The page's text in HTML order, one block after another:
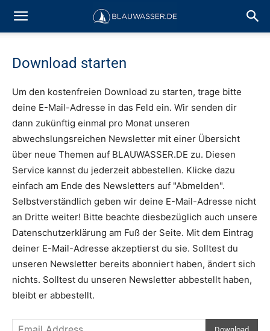
Download starten
Um den kostenfreien Download zu starten, trage bitte
deine E-Mail-Adresse in das Feld ein. Wir senden dir
dann zukünftig einmal pro Monat unseren
abwechslungsreichen Newsletter mit einer Übersicht
über neue Themen auf BLAUWASSER.DE zu. Diesen
Service kannst du jederzeit abbestellen. Klicke dazu
einfach am Ende des Newsletters auf "Abmelden".
Selbstverständlich geben wir deine E-Mail-Adresse nicht
an Dritte weiter! Bitte beachte diesbezüglich auch unsere
Datenschutzerklärung am Fuß der Seite. Mit dem Eintrag
deiner E-Mail-Adresse akzeptierst du sie. Solltest du
unseren Newsletter bereits abonniert haben, ändert sich
nichts. Solltest du unseren Newsletter abbestellt haben,
bleibt er abbestellt.